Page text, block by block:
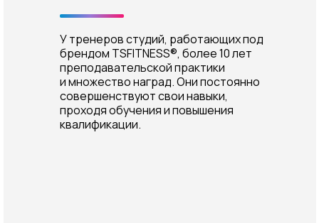
У тренеров студий, работающих под
брендом TSFITNESS®, более 10 лет
преподавательской практики
и множество наград. Они постоянно
совершенствуют свои навыки,
проходя обучения и повышения
квалификации.